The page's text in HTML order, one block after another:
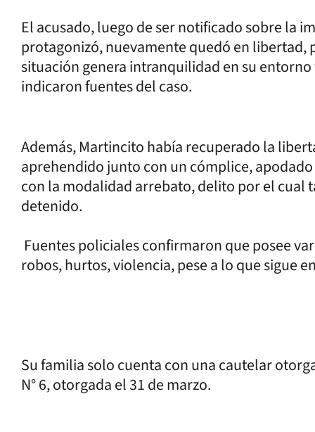
El acusado, luego de ser notificado sobre la
protagonizó, nuevamente quedó en libertad,
situación genera intranquilidad en su
indicaron fuentes del caso.
Además, Martincito había recuperado la
aprehendido junto con un cómplice,
con la modalidad arrebato, delito por el cual
detenido.
Fuentes policiales confirmaron que posee
robos, hurtos, violencia, pese a lo que sigue
Su familia solo cuenta con una cautelar
N° 6, otorgada el 31 de marzo.